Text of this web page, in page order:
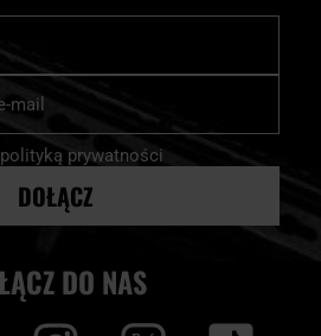
polityką prywatności
DOŁĄCZ
DO NAS